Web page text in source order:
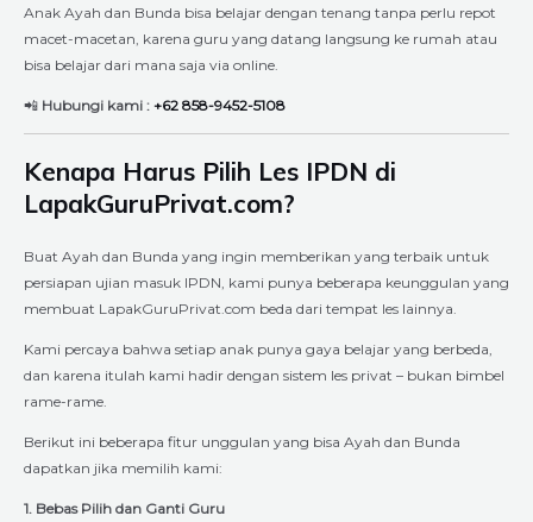
Anak Ayah dan Bunda bisa belajar dengan tenang tanpa perlu repot
macet-macetan, karena guru yang datang langsung ke rumah atau
bisa belajar dari mana saja via online.
📲 Hubungi kami : +62 858-9452-5108
Kenapa Harus Pilih Les IPDN di
LapakGuruPrivat.com?
Buat Ayah dan Bunda yang ingin memberikan yang terbaik untuk
persiapan ujian masuk IPDN, kami punya beberapa keunggulan yang
membuat LapakGuruPrivat.com beda dari tempat les lainnya.
Kami percaya bahwa setiap anak punya gaya belajar yang berbeda,
dan karena itulah kami hadir dengan sistem les privat – bukan bimbel
rame-rame.
Berikut ini beberapa fitur unggulan yang bisa Ayah dan Bunda
dapatkan jika memilih kami:
1. Bebas Pilih dan Ganti Guru